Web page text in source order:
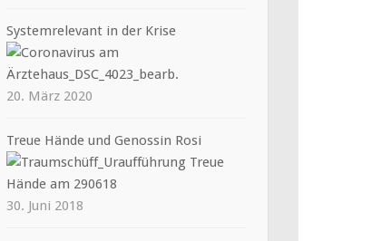
Systemrelevant in der Krise
20. März 2020
Treue Hände und Genossin Rosi
30. Juni 2018